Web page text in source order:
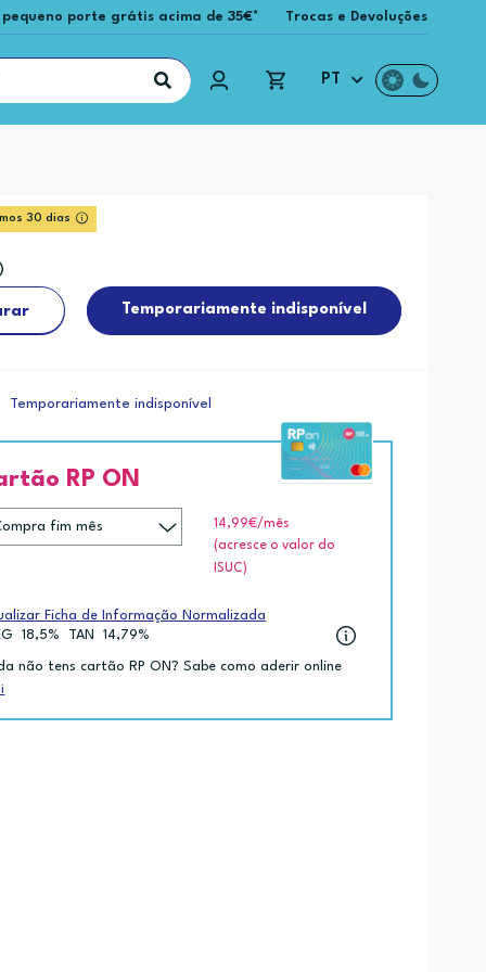
porte grátis acima de 35€* Trocas e Devoluções
PT
30 dias
Temporariamente indisponível
Temporariamente indisponível
RP ON
14,99€/mês
(acresce o valor do
ISUC)
Ficha de Informação Normalizada
18,5% TAN 14,79%
não tens cartão RP ON? Sabe como aderir online